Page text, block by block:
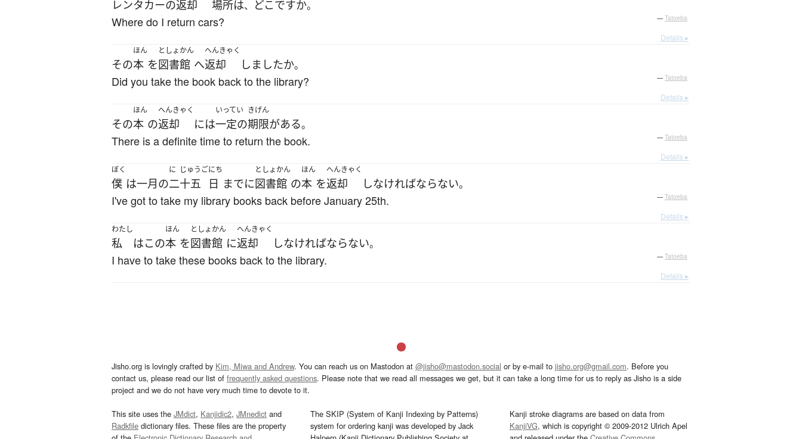
レンタカーの返却 場所は、 どこですか。
Where do I return cars? — Tatoeba
Details ▸
その
ほん
本 を
としょかん
図書館 へ
へんきゃく
返却 しましたか。
Did you take the book back to the library? — Tatoeba
Details ▸
その
ほん
本 の
へんきゃく
返却 には
いってい
一定の
きげん
期限がある。
There is a definite time to return the book. — Tatoeba
Details ▸
ぼく
僕 は一月の
に
二
じゅうご
十五
にち
日 までに
としょかん
図書館 の
ほん
本 を
へんきゃく
返却 しなければならない。
I've got to take my library books back before January 25th. — Tatoeba
Details ▸
わたし
私 はこの
ほん
本 を
としょかん
図書館 に
へんきゃく
返却 しなければならない。
I have to take these books back to the library. — Tatoeba
Details ▸
Jisho.org is lovingly crafted by Kim, Miwa and Andrew. You can reach us on Mastodon at @jisho@mastodon.social or by e-mail to jisho.org@gmail.com. Before you
contact us, please read our list of frequently asked questions. Please note that we read all messages we get, but it can take a long time for us to reply as Jisho is a side
project and we do not have very much time to devote to it.
This site uses the JMdict, Kanjidic2, JMnedict and
Radkfile dictionary files. These files are the property
The SKIP (System of Kanji Indexing by Patterns)
system for ordering kanji was developed by Jack
Kanji stroke diagrams are based on data from
KanjiVG, which is copyright © 2009-2012 Ulrich Apel